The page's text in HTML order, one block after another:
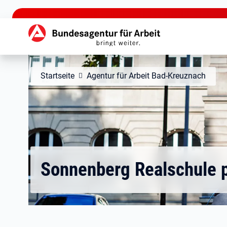
zu den Hauptinhalten springen
Hauptnavigation
Startseite Agentur für Arbeit Bad-Kreuznach
Sonnenberg Realschule